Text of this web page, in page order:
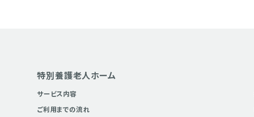
特別養護老人ホーム
サービス内容
ご利用までの流れ